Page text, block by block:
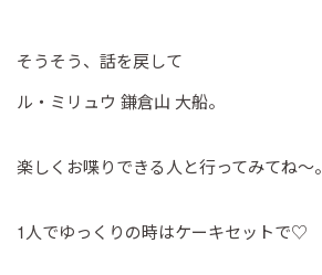
そうそう、話を戻して
ル・ミリュウ 鎌倉山 大船。
楽しくお喋りできる人と行ってみてね～。
1人でゆっくりの時はケーキセットで♡